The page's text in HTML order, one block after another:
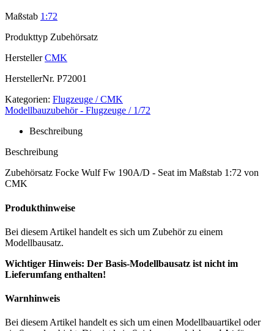
Maßstab 1:72
Produkttyp Zubehörsatz
Hersteller CMK
HerstellerNr. P72001
Kategorien: Flugzeuge / CMK
Modellbauzubehör - Flugzeuge / 1/72
Beschreibung
Beschreibung
Zubehörsatz Focke Wulf Fw 190A/D - Seat im Maßstab 1:72 von
CMK
Produkthinweise
Bei diesem Artikel handelt es sich um Zubehör zu einem
Modellbausatz.
Wichtiger Hinweis: Der Basis-Modellbausatz ist nicht im
Lieferumfang enthalten!
Warnhinweis
Bei diesem Artikel handelt es sich um einen Modellbauartikel oder